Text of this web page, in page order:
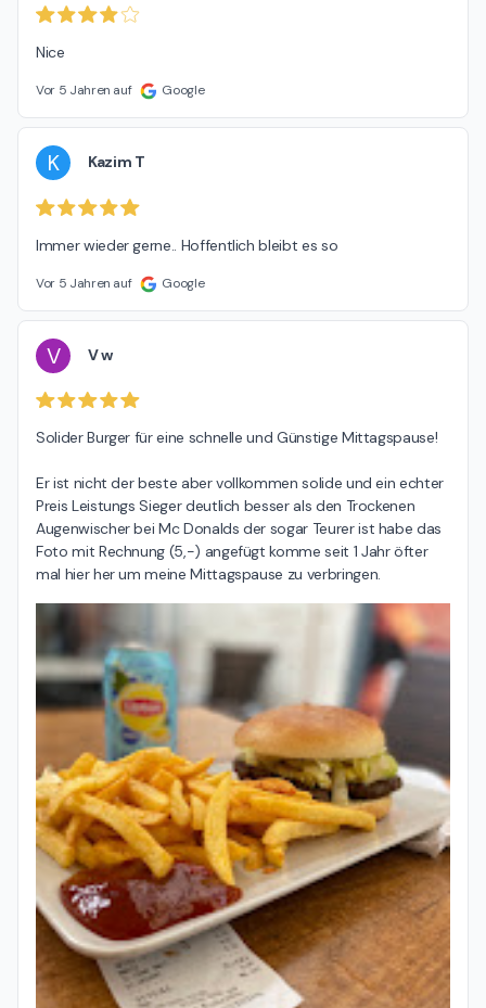
Nice
Vor 5 Jahren auf Google
K Kazim T
Immer wieder gerne.. Hoffentlich bleibt es so
Vor 5 Jahren auf Google
V V w
Solider Burger für eine schnelle und Günstige Mittagspause!
Er ist nicht der beste aber vollkommen solide und ein echter
Preis Leistungs Sieger deutlich besser als den Trockenen
Augenwischer bei Mc Donalds der sogar Teurer ist habe das
Foto mit Rechnung (5,-) angefügt komme seit 1 Jahr öfter
mal hier her um meine Mittagspause zu verbringen.